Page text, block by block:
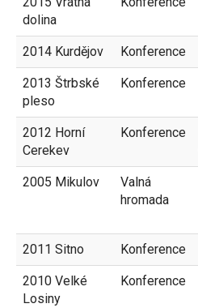
dolina
2014 Kurdějov Konference
2013 Štrbské
pleso
Konference
2012 Horní
Cerekev
Konference
2005 Mikulov
Valná
hromada
2011 Sitno Konference
2010 Velké
Losiny
Konference